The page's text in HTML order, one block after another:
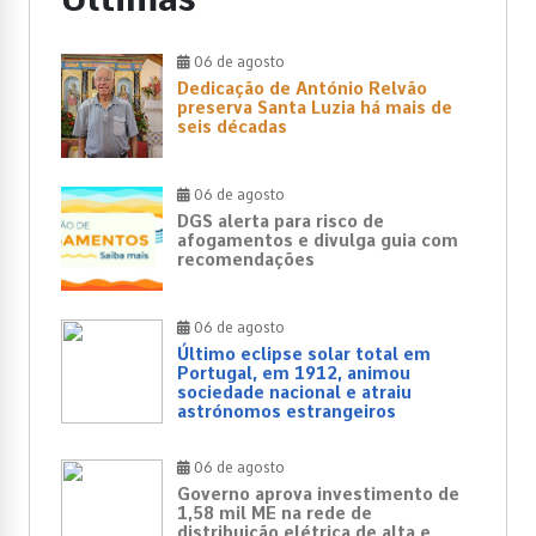
06 de agosto
Dedicação de António Relvão
preserva Santa Luzia há mais de
seis décadas
06 de agosto
DGS alerta para risco de
afogamentos e divulga guia com
recomendações
06 de agosto
Último eclipse solar total em
Portugal, em 1912, animou
sociedade nacional e atraiu
astrónomos estrangeiros
06 de agosto
Governo aprova investimento de
1,58 mil ME na rede de